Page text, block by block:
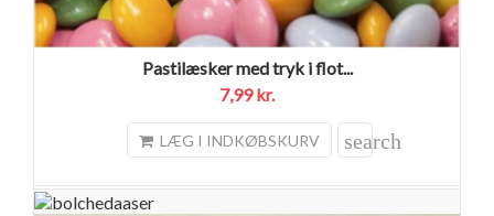
Pastilæsker med tryk i flot...
7,99 kr.
LÆG I INDKØBSKURV search